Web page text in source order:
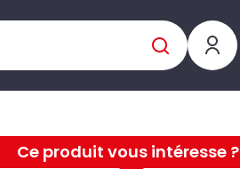
Ce produit vous intéresse ?